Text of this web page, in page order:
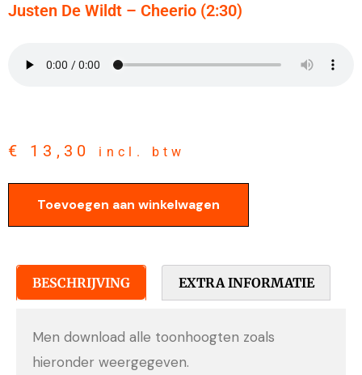
Justen De Wildt – Cheerio (2:30)
€ 13,30 incl. btw
Toevoegen aan winkelwagen
BESCHRIJVING EXTRA INFORMATIE
Men download alle toonhoogten zoals
hieronder weergegeven.